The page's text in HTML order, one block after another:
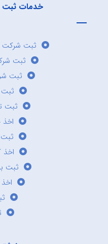
خدمات ثبت
ثبت شرکت
ثبت
ثبت
ثبت
اخذ
ثبت